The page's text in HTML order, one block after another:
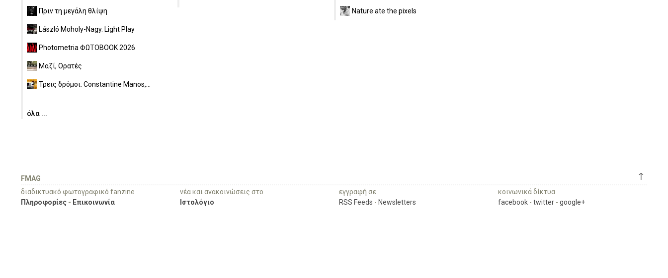
Πριν τη μεγάλη θλίψη
László Moholy-Nagy. Light Play
Photometria ΦΩΤΟBOOK 2026
Μαζί, Ορατές
Τρεις δρόμοι: Constantine Manos,...
όλα ...
Nature ate the pixels
↑
FMAG
διαδικτυακό φωτογραφικό fanzine
Πληροφορίες - Επικοινωνία
νέα και ανακοινώσεις στο
Ιστολόγιο
εγγραφή σε
RSS Feeds - Newsletters
κοινωνικά δίκτυα
facebook - twitter - google+